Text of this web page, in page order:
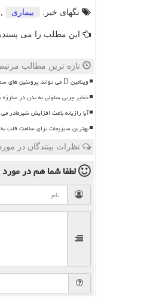
تگهای خبر: بیماری ,
این مطلب را می
تازه ترین مطالب
ویتامین D می تواند پروتئین های سمی آلزایمر را کم کند
ذخایر چربی سلولی به بدن در
آیا رازیانه باعث افزایش شیرمادر
بهترین سبزیجات برای سلامت قلب
نظرات بینندگان در
لطفا شما همدر